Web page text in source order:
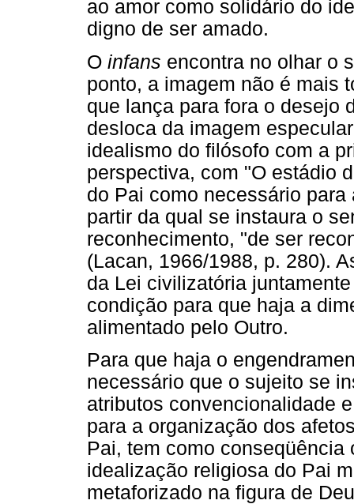
ao amor como solidário do
digno de ser amado.
O infans encontra no olhar o
ponto, a imagem não é mais
que lança para fora o desejo
desloca da imagem
idealismo do filósofo com a
perspectiva, com "O estádio
do Pai como necessário
partir da qual se instaura o
reconhecimento, "de ser
(Lacan, 1966/1988, p. 280).
da Lei civilizatória
condição para que haja a
alimentado pelo Outro.
Para que haja o
necessário que o sujeito se
atributos convencionalidade
para a organização dos
Pai, tem como
idealização religiosa do Pai
metaforizado na figura de